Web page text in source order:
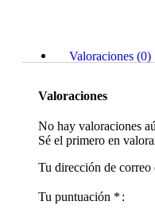
Valoraciones (0)
Valoraciones
No hay valoraciones
Sé el primero en
Tu dirección de correo
Tu puntuación *